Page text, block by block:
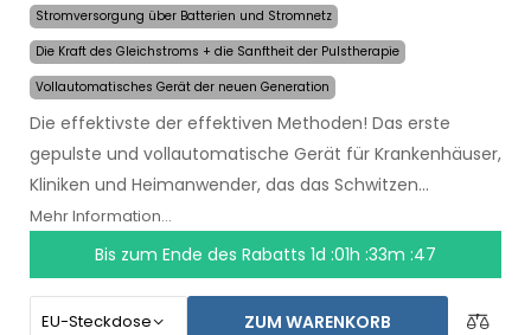
Stromversorgung über Batterien und Stromnetz
Die Kraft des Gleichstroms + die Sanftheit der Pulstherapie
Vollautomatisches Gerät der neuen Generation
Die effektivste der effektiven Methoden! Das erste
gepulste und vollautomatische Gerät für Krankenhäuser,
Kliniken und Heimanwender, das das Schwitzen
auchüber mehrere Monate hinweg mit einer
einzigen Anwendung lindert. Zu Beginn der
Behandlung wählen Sie einfach den Bereich, der von
Mehr Information...
Bis zum Ende des Rabatts 1d :01h :33m :47
ZUM WARENKORB